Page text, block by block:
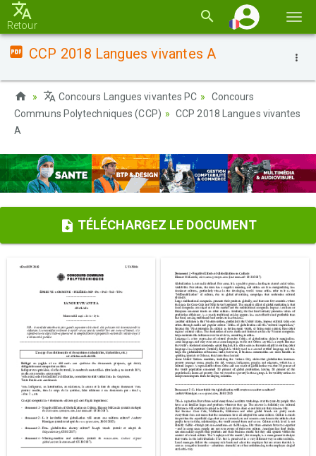
la
Retour
CCP 2018 Langues vivantes A
Concours Langues vivantes PC
Concours
Communs Polytechniques (CCP)
CCP 2018 Langues vivantes
A
TÉLÉCHARGEZ LE DOCUMENT